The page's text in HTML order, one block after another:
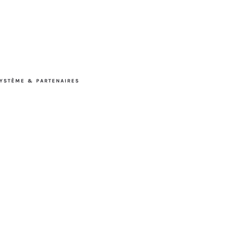
& PARTENAIRES